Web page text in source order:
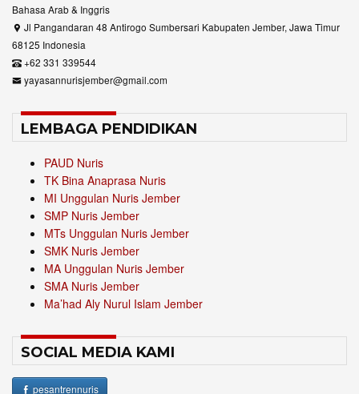
Bahasa Arab & Inggris
Jl Pangandaran 48 Antirogo Sumbersari Kabupaten Jember, Jawa Timur
68125 Indonesia
+62 331 339544
yayasannurisjember@gmail.com
LEMBAGA PENDIDIKAN
PAUD Nuris
TK Bina Anaprasa Nuris
MI Unggulan Nuris Jember
SMP Nuris Jember
MTs Unggulan Nuris Jember
SMK Nuris Jember
MA Unggulan Nuris Jember
SMA Nuris Jember
Ma’had Aly Nurul Islam Jember
SOCIAL MEDIA KAMI
pesantrennuris